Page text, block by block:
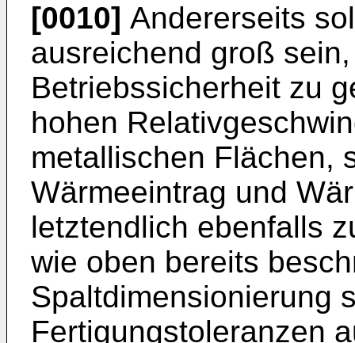
[0010] Andererseits
ausreichend groß
Betriebssicherheit zu
hohen
metallischen Flächen,
Wärmeeintrag und
letztendlich ebenfalls
wie oben bereits
Spaltdimensionierung
Fertigungstoleranzen